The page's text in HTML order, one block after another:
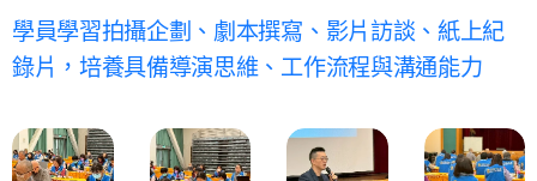
學員學習拍攝企劃、劇本撰寫、影片訪談、紙上紀
錄片，培養具備導演思維、工作流程與溝通能力